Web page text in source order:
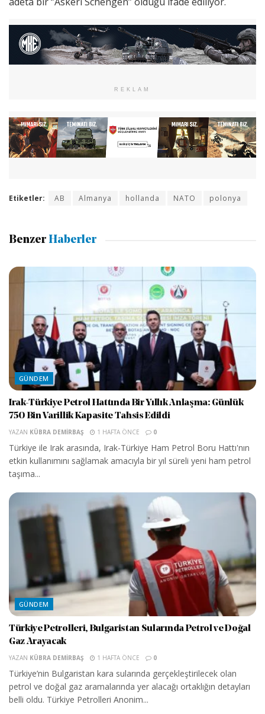
REKLAM
Etiketler: AB Almanya hollanda NATO polonya
Benzer Haberler
GÜNDEM
Irak-Türkiye Petrol Hattında Bir Yıllık Anlaşma: Günlük
750 Bin Varillik Kapasite Tahsis Edildi
YAZAN KÜBRA DEMIRBAŞ 1 HAFTA ÖNCE 0
Türkiye ile Irak arasında, Irak-Türkiye Ham Petrol Boru Hattı'nın
etkin kullanımını sağlamak amacıyla bir yıl süreli yeni ham petrol
taşıma...
GÜNDEM
Türkiye Petrolleri, Bulgaristan Sularında Petrol ve Doğal
Gaz Arayacak
YAZAN KÜBRA DEMIRBAŞ 1 HAFTA ÖNCE 0
Türkiye’nin Bulgaristan kara sularında gerçekleştirilecek olan
petrol ve doğal gaz aramalarında yer alacağı ortaklığın detayları
belli oldu. Türkiye Petrolleri Anonim...